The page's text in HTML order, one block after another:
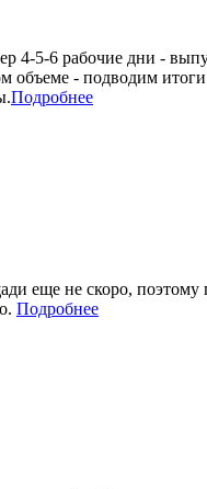
4-5-6 рабочие дни -
- подводим
Подробнее
еще не скоро,
Подробнее